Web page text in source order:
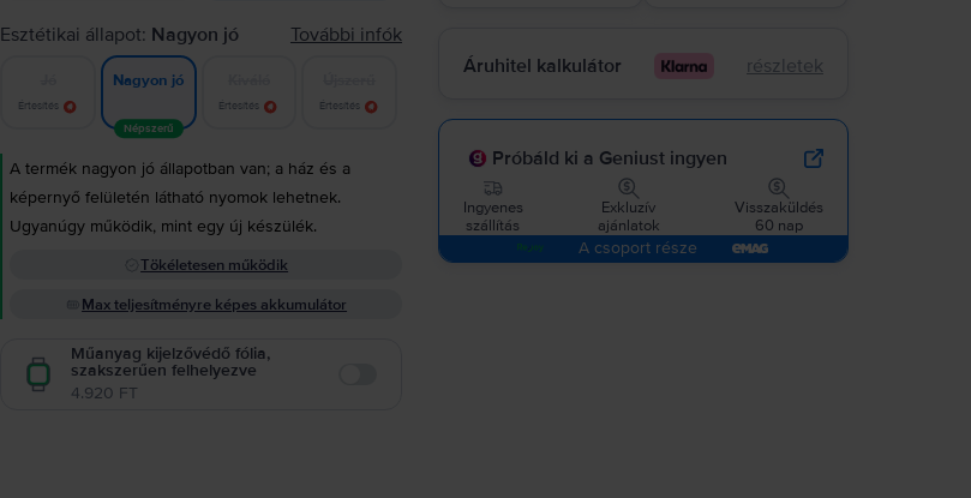
Esztétikai állapot: Nagyon jó További infók
Értesítés
Nagyon jó
Népszerű
Értesítés Értesítés
A termék nagyon jó állapotban van; a ház és a
képernyő felületén látható nyomok lehetnek.
Ugyanúgy működik, mint egy új készülék.
Tökéletesen működik
Max teljesítményre képes akkumulátor
Műanyag kijelzővédő fólia,
szakszerűen felhelyezve
4.920 FT
Áruhitel kalkulátor részletek
Próbáld ki a Geniust ingyen
Ingyenes
szállítás
Exkluzív
ajánlatok
Visszaküldés
60 nap
A csoport része